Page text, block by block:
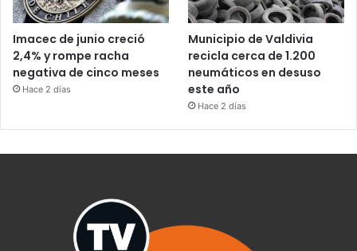
Imacec de junio creció
2,4% y rompe racha
negativa de cinco meses
Hace 2 días
Municipio de Valdivia
recicla cerca de 1.200
neumáticos en desuso
este año
Hace 2 días